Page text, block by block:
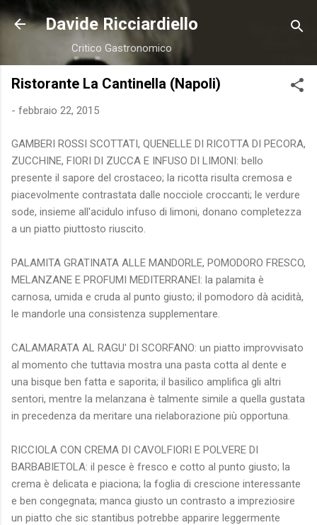
Passa ai contenuti principali
Davide Ricciardiello
Critico Gastronomico
Ristorante La Cantinella (Napoli)
- febbraio 22, 2015
GAMBERI ROSSI SCOTTATI, QUENELLE DI RICOTTA DI PECORA,
ZUCCHINE, FIORI DI ZUCCA E INFUSO DI LIMONI: bello
presente il sapore del crostaceo; la ricotta risulta cremosa e
piacevolmente contrastata dalle nocciole croccanti; le verdure
sode, insieme all'acidulo infuso di limoni, donano completezza
a un piatto piuttosto riuscito.
PALAMITA GRATINATA ALLE MANDORLE, POMODORO FRESCO,
MELANZANE E PROFUMI MEDITERRANEI: la palamita è
carnosa, umida e cruda al punto giusto; il pomodoro dà acidità,
le mandorle una consistenza supplementare.
CALAMARATA AL RAGU' DI SCORFANO: un piatto improvvisato
al momento che tuttavia mostra una pasta cotta al dente e
una bisque ben fatta e saporita; il basilico amplifica gli altri
sentori, mentre la melanzana è talmente simile a quella gustata
in precedenza da meritare una rielaborazione più opportuna.
RICCIOLA CON CREMA DI CAVOLFIORI E POLVERE DI
BARBABIETOLA: il pesce è fresco e cotto al punto giusto; la
crema è delicata e piaciona; la foglia di crescione interessante
e ben congegnata; manca giusto un contrasto a impreziosire
un piatto che sic stantibus potrebbe apparire leggermente